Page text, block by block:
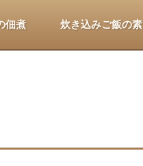
佃煮 炊き込みご飯の素